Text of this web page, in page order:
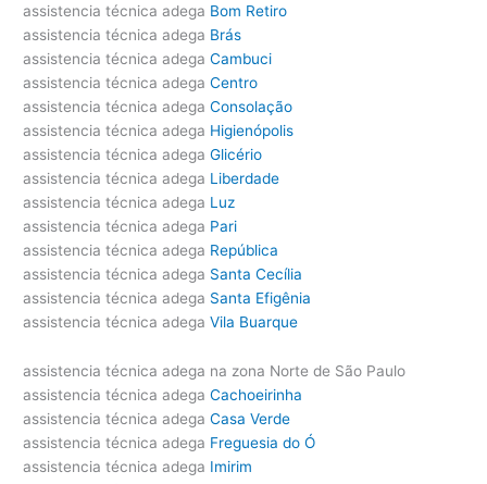
assistencia técnica adega Bom Retiro
assistencia técnica adega Brás
assistencia técnica adega Cambuci
assistencia técnica adega Centro
assistencia técnica adega Consolação
assistencia técnica adega Higienópolis
assistencia técnica adega Glicério
assistencia técnica adega Liberdade
assistencia técnica adega Luz
assistencia técnica adega Pari
assistencia técnica adega República
assistencia técnica adega Santa Cecília
assistencia técnica adega Santa Efigênia
assistencia técnica adega Vila Buarque
assistencia técnica adega na zona Norte de São Paulo
assistencia técnica adega Cachoeirinha
assistencia técnica adega Casa Verde
assistencia técnica adega Freguesia do Ó
assistencia técnica adega Imirim